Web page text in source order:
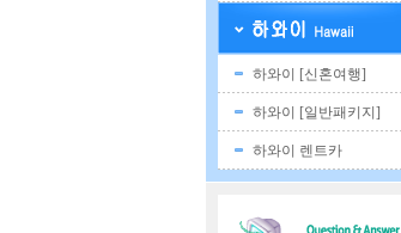
하와이 [신혼여행]
하와이 [일반패키지]
하와이 렌트카